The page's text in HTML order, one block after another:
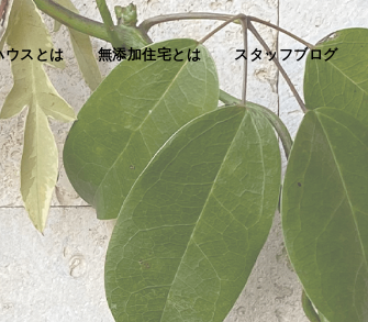
ウスとは 無添加住宅とは スタッフブログ